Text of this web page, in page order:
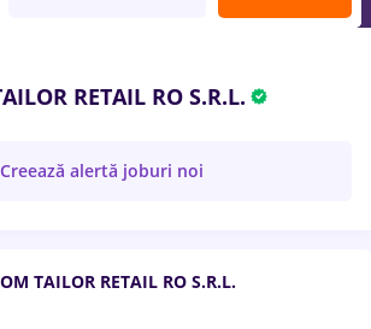
RETAIL RO S.R.L.
Creează alertă joburi noi
TAILOR RETAIL RO S.R.L.